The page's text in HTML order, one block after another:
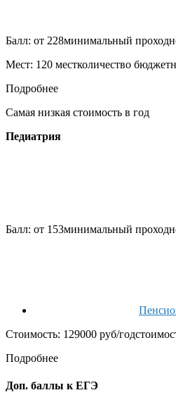
Балл: от 228минимальный
Мест: 120 местколичество
Подробнее
Самая низкая стоимость в год
Педиатрия
Балл: от 153минимальный
Стоимость: 129000 руб/год
Подробнее
Доп. баллы к ЕГЭ